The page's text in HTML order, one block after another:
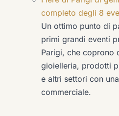
completo degli 8
Un ottimo punto di
primi grandi eventi
Parigi, che coprono
gioielleria, prodotti
e altri settori con
commerciale.